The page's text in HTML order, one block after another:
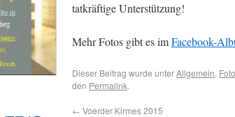
tatkräftige Unterstützung!
Mehr Fotos gibt es imFacebook-
Dieser Beitrag wurde unterAllgemein,
den Permalink.
← Voerder Kirmes 2015